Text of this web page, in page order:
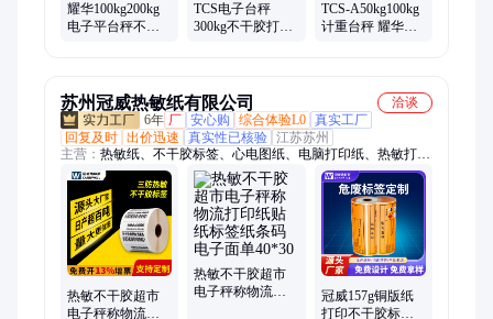
耀华100kg200kg
电子平台秤不干
TCS电子台秤
300kg不干胶打印
TCS-A50kg100kg
计重台秤 耀华
苏州冠威热敏纸有限公司
洽谈
6年 厂 安心购 综合体验L0 真实工厂
回复及时 出价迅速 真实性已核验 江苏苏州
主营： 热敏纸、不干胶标签、心电图纸、电脑打印纸、热敏打印
纸、条码标签、针式打印纸、收银纸、不干胶印刷、标签纸、透
明不干胶、不干胶贴纸、PVC不干胶、哑银不干胶、价格标签、
食品标签、标签设计、二维码防伪标签、合格证标签、标签印
刷、耐高温标签、票据印刷
热敏不干胶超市
电子秤称物流打
热敏不干胶超市
电子秤称物流打
冠威157g铜版纸
打印不干胶标签